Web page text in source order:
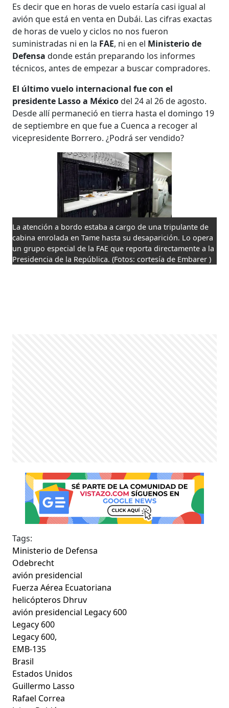
Es decir que en horas de vuelo estaría casi igual al
avión que está en venta en Dubái. Las cifras exactas
de horas de vuelo y ciclos no nos fueron
suministradas ni en la FAE, ni en el Ministerio de
Defensa donde están preparando los informes
técnicos, antes de empezar a buscar compradores.
El último vuelo internacional fue con el
presidente Lasso a Méxicodel 24 al 26 de agosto.
Desde allí permaneció en tierra hasta el domingo 19
de septiembre en que fue a Cuenca a recoger al
vicepresidente Borrero. ¿Podrá ser vendido?
La atención a bordo estaba a cargo de una tripulante de
cabina enrolada en Tame hasta su desaparición. Lo opera
un grupo especial de la FAE que reporta directamente a la
Presidencia de la República. (Fotos: cortesía de Embarer )
Tags:
Ministerio de Defensa
Odebrecht
avión presidencial
Fuerza Aérea Ecuatoriana
helicópteros Dhruv
avión presidencial Legacy 600
Legacy 600
Legacy 600,
EMB-135
Brasil
Estados Unidos
Guillermo Lasso
Rafael Correa